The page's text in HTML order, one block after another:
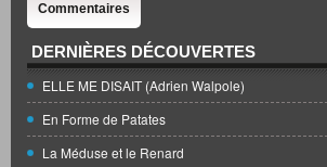
Commentaires
DERNIÈRES DÉCOUVERTES
ELLE ME DISAIT (Adrien Walpole)
En Forme de Patates
La Méduse et le Renard